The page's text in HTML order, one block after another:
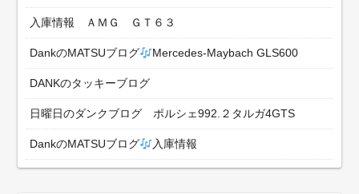
入庫情報 ＡＭＧ ＧＴ６３
DankのMATSUブログ Mercedes-Maybach GLS600
DANKのタッキーブログ
日曜日のダンクブログ ポルシェ992.２タルガ4GTS
DankのMATSUブログ 入庫情報